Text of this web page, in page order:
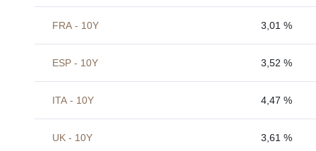
FRA - 10Y 3,01 %
ESP - 10Y 3,52 %
ITA - 10Y 4,47 %
UK - 10Y 3,61 %